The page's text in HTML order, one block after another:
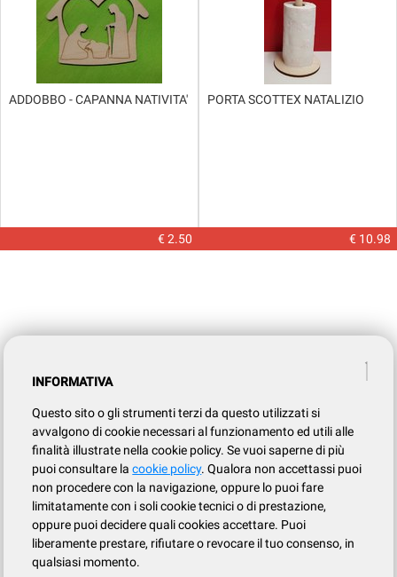
ADDOBBO - CAPANNA NATIVITA'
€ 2.50
PORTA SCOTTEX NATALIZIO
€ 10.98
INFORMATIVA
Questo sito o gli strumenti terzi da questo utilizzati si
avvalgono di cookie necessari al funzionamento ed utili alle
finalità illustrate nella cookie policy. Se vuoi saperne di più
puoi consultare lacookie policy. Qualora non accettassi puoi
non procedere con la navigazione, oppure lo puoi fare
limitatamente con i soli cookie tecnici o di prestazione,
oppure puoi decidere quali cookies accettare. Puoi
liberamente prestare, rifiutare o revocare il tuo consenso, in
qualsiasi momento.